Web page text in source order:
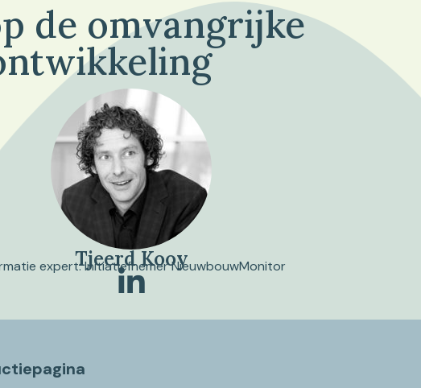
de omvangrijke
Tjeerd Kooy
expert. Initiatiefnemer NieuwbouwMonitor